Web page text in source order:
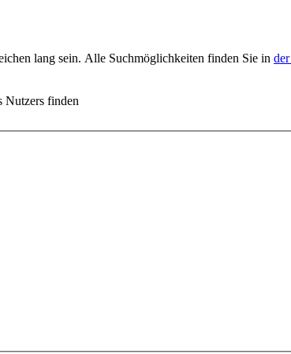
lang sein. Alle Suchmöglichkeiten finden Sie in
Nutzers finden